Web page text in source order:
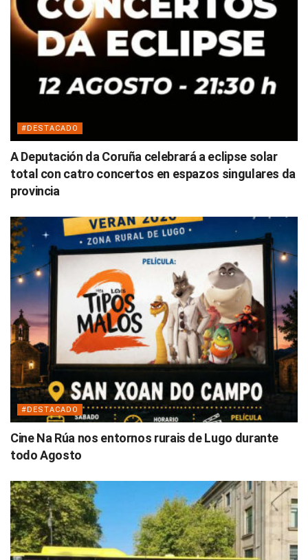
#DESTACADO
A Deputación da Coruña celebrará a eclipse solar
total con catro concertos en espazos singulares da
provincia
#DESTACADO
Cine Na Rúa nos entornos rurais de Lugo durante
todo Agosto